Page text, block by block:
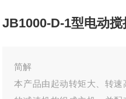
JB1000-D-1型电动搅
简解
本产品由起动转矩大、转